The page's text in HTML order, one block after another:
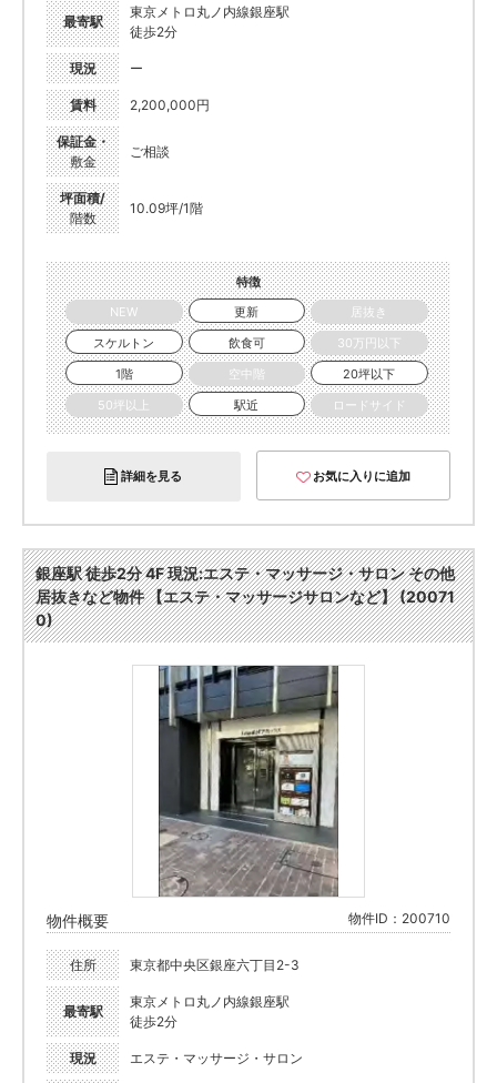
最寄駅
東京メトロ丸ノ内線銀座駅
徒歩2分
現況 ー
賃料 2,200,000円
保証金・
敷金
ご相談
坪面積/
階数
10.09坪/1階
特徴
NEW
更新
居抜き
スケルトン
飲食可
30万円以下
1階
空中階
20坪以下
50坪以上
駅近 ロードサイド
詳細を見る お気に入りに追加
銀座駅 徒歩2分 4F 現況:エステ・マッサージ・サロン その他
居抜きなど物件 【エステ・マッサージサロンなど】 (20071
0)
物件概要 物件ID：200710
住所 東京都中央区銀座六丁目2-3
最寄駅
東京メトロ丸ノ内線銀座駅
徒歩2分
現況 エステ・マッサージ・サロン